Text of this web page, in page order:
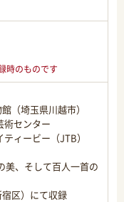
時のものです
（埼玉県川越市）
術センター
ィービー（JTB）
、そして百人一首の
区）にて収録